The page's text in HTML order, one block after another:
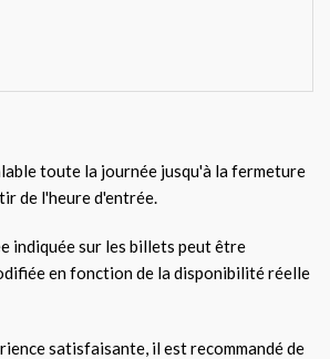
toute la journée jusqu'à la fermeture
de l'heure d'entrée.
indiquée sur les billets peut être
en fonction de la disponibilité réelle
satisfaisante, il est recommandé de